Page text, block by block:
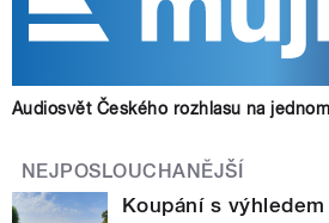
Audiosvět Českého rozhlasu na
NEJPOSLOUCHANĚJŠÍ
Koupání s